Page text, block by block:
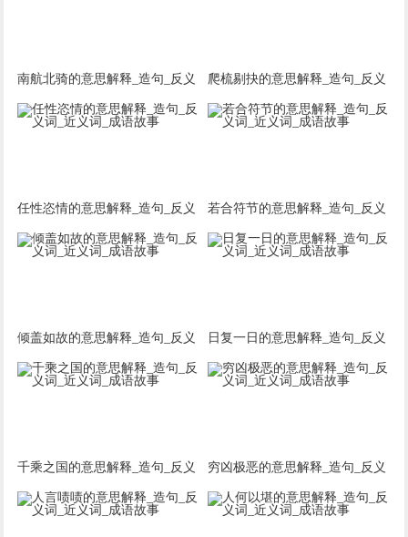
南航北骑的意思解释_造句_反义
词_近义词_成语故事
爬梳剔抉的意思解释_造句_反义
词_近义词_成语故事
任性恣情的意思解释_造句_反义
词_近义词_成语故事
若合符节的意思解释_造句_反义
词_近义词_成语故事
倾盖如故的意思解释_造句_反义
词_近义词_成语故事
日复一日的意思解释_造句_反义
词_近义词_成语故事
千乘之国的意思解释_造句_反义
词_近义词_成语故事
穷凶极恶的意思解释_造句_反义
词_近义词_成语故事